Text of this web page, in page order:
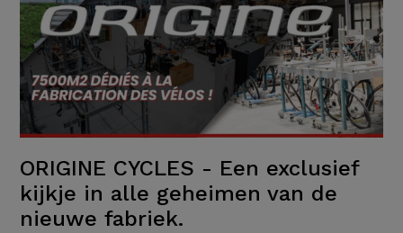
ORIGINE CYCLES - Een exclusief
kijkje in alle geheimen van de
nieuwe fabriek.